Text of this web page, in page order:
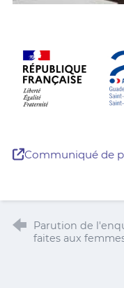
Communiqué de
Parution de
faites aux